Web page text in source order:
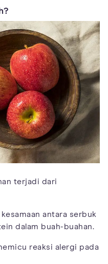
terjadi dari
antara serbuk
dalam buah-buahan.
reaksi alergi pada